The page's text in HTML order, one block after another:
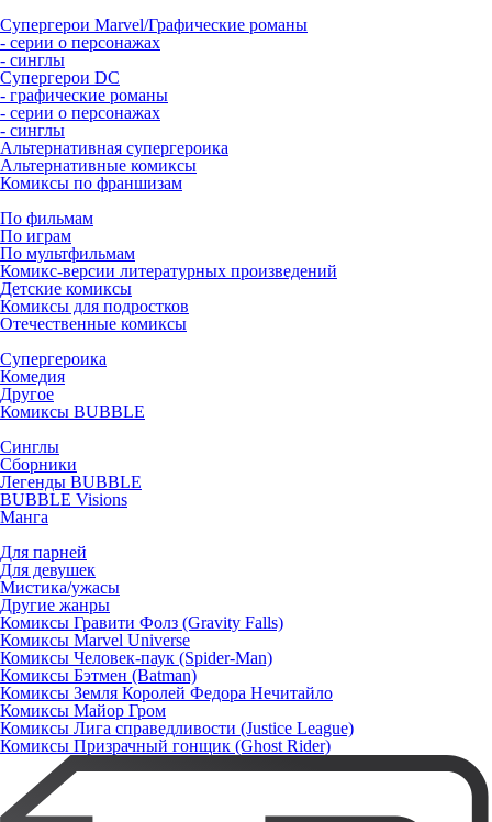
Супергерои Marvel/Графические романы
- серии о персонажах
- синглы
Супергерои DC
- графические романы
- серии о персонажах
- синглы
Альтернативная супергероика
Альтернативные комиксы
Комиксы по франшизам
По фильмам
По играм
По мультфильмам
Комикс-версии литературных произведений
Детские комиксы
Комиксы для подростков
Отечественные комиксы
Супергероика
Комедия
Другое
Комиксы BUBBLE
Синглы
Сборники
Легенды BUBBLE
BUBBLE Visions
Манга
Для парней
Для девушек
Мистика/ужасы
Другие жанры
Комиксы Гравити Фолз (Gravity Falls)
Комиксы Marvel Universe
Комиксы Человек-паук (Spider-Man)
Комиксы Бэтмен (Batman)
Комиксы Земля Королей Федора Нечитайло
Комиксы Майор Гром
Комиксы Лига справедливости (Justice League)
Комиксы Призрачный гонщик (Ghost Rider)